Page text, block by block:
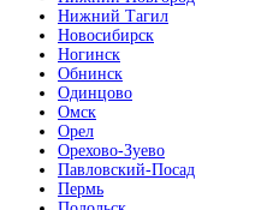
Нижний Тагил
Новосибирск
Ногинск
Обнинск
Одинцово
Омск
Орел
Орехово-Зуево
Павловский-Посад
Пермь